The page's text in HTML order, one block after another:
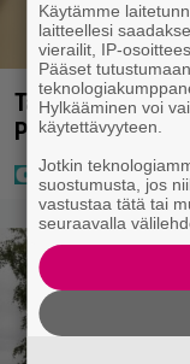
Tältä näyttää
Portugalissa –
Käytämme
laitteellesi
vierailit, IP-
Pääset
Hylkääminen voi
käytettävyyteen.
Jotkin
suostumusta, jos
vastustaa tätä tai
seuraavalla